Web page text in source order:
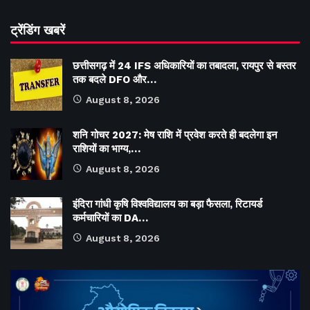
ट्रेंडिंग खबरें
छत्तीसगढ़ में 24 IFS अधिकारियों का तबादला, रायपुर से बस्तर
तक बदले DFO और…
August 8, 2026
शनि गोचर 2027: मेष राशि में प्रवेश करते ही बदलेगा इन
राशियों का भाग्य,…
August 8, 2026
इंदिरा गांधी कृषि विश्वविद्यालय का बड़ा फैसला, रिटायर्ड
कर्मचारियों का DA…
August 8, 2026